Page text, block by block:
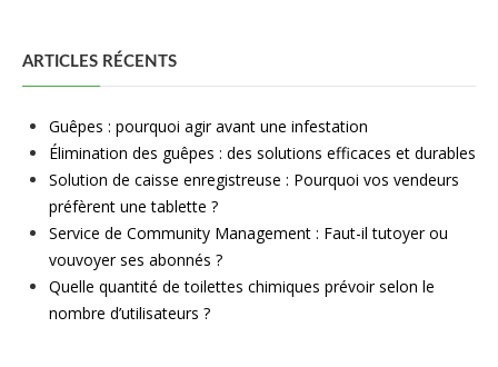
ARTICLES RÉCENTS
Guêpes : pourquoi agir avant une infestation
Élimination des guêpes : des solutions efficaces et durables
Solution de caisse enregistreuse : Pourquoi vos vendeurs
préfèrent une tablette ?
Service de Community Management : Faut-il tutoyer ou
vouvoyer ses abonnés ?
Quelle quantité de toilettes chimiques prévoir selon le
nombre d’utilisateurs ?